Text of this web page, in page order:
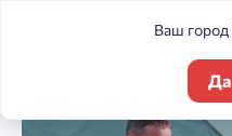
Ваш город
Да